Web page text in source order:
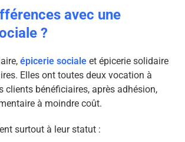
avec une
?
épicerie socialeet épicerie solidaire
Elles ont toutes deux vocation à
clients bénéficiaires, après adhésion,
à moindre coût.
surtout à leur statut :